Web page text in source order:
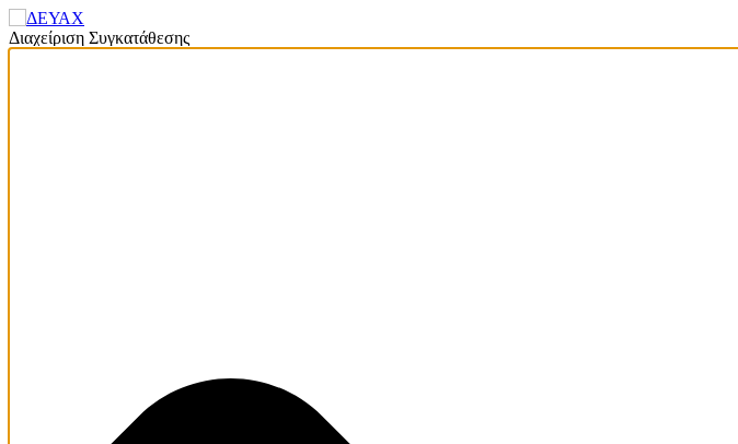
Διαχείριση Συγκατάθεσης